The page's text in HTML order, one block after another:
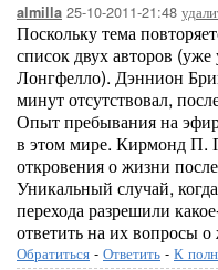
almilla 25-10-2011-21:48
Поскольку тема
список двух авторов
Лонгфелло). Дэннион
минут отсутствовал,
Опыт пребывания на
в этом мире. Кирмонд П.
откровения о жизни
Уникальный случай,
перехода разрешили
ответить на их вопросы
Обратиться - Ответить - К